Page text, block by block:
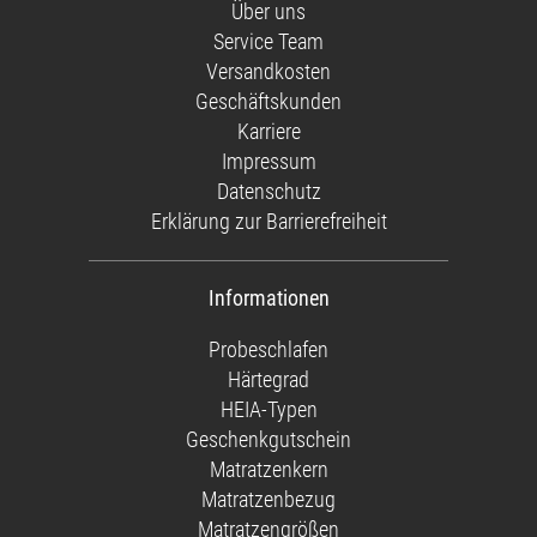
Über uns
Service Team
Versandkosten
Geschäftskunden
Karriere
Impressum
Datenschutz
Erklärung zur Barrierefreiheit
Informationen
Probeschlafen
Härtegrad
HEIA-Typen
Geschenkgutschein
Matratzenkern
Matratzenbezug
Matratzengrößen